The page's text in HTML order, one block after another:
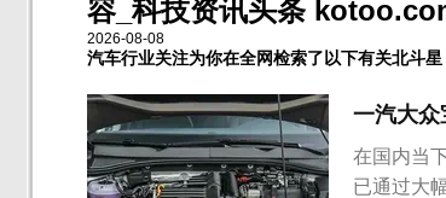
容_科技资讯头条
2026-08-08
汽车行业关注为你在全网检索了以下有关北斗星
一汽大众
在国内当
已通过大